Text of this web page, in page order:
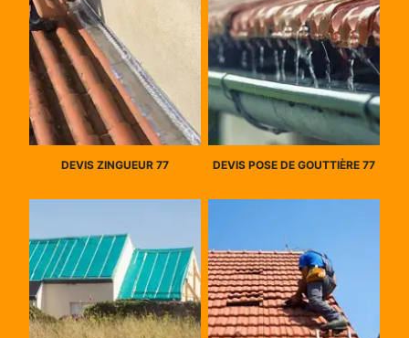
DEVIS ZINGUEUR 77 DEVIS POSE DE GOUTTIÈRE 77